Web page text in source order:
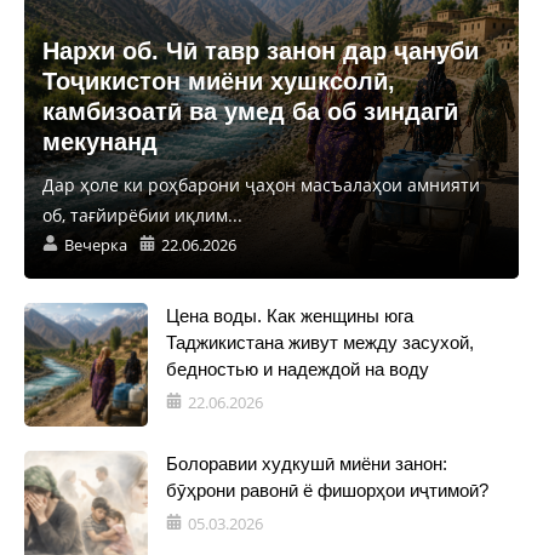
Нархи об. Чӣ тавр занон дар ҷануби
Тоҷикистон миёни хушксолӣ,
камбизоатӣ ва умед ба об зиндагӣ
мекунанд
Дар ҳоле ки роҳбарони ҷаҳон масъалаҳои амнияти
об, тағйирёбии иқлим...
Вечерка 22.06.2026
Цена воды. Как женщины юга
Таджикистана живут между засухой,
бедностью и надеждой на воду
22.06.2026
Болоравии худкушӣ миёни занон:
бӯҳрони равонӣ ё фишорҳои иҷтимоӣ?
05.03.2026